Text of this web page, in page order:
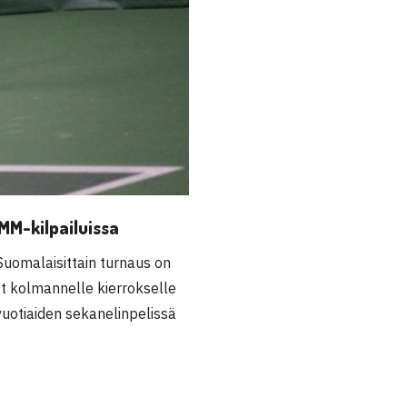
kilpailuissa
turnaus on
kolmannelle kierrokselle
sekanelinpelissä